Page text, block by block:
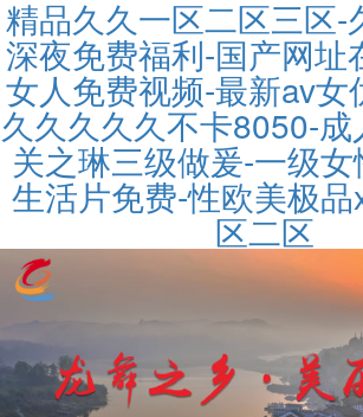
精品久久一区二区三区-
深夜免费福利-国产网址
女人免费视频-最新av女
久久久久久不卡8050-
关之琳三级做爰-一级
生活片免费-性欧美极
区二区